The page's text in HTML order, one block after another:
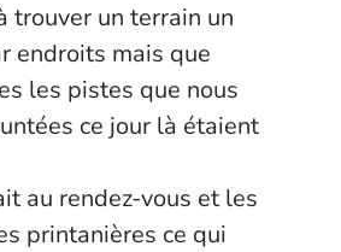
trouver un terrain un
endroits mais que
les pistes que nous
ce jour là étaient
au rendez-vous et les
printanières ce qui